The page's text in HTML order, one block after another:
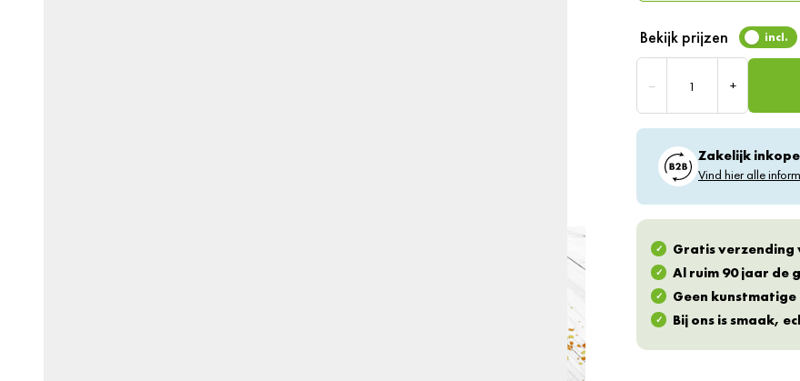
Bekijk prijzen incl.
–
+
Zakelijk
Vind hier alle
Gratis verzending
Al ruim 90 jaar de
Geen
Bij ons is smaak,